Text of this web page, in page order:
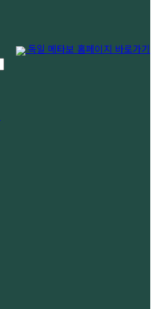
독일 메타보 홈페이지 바로가기